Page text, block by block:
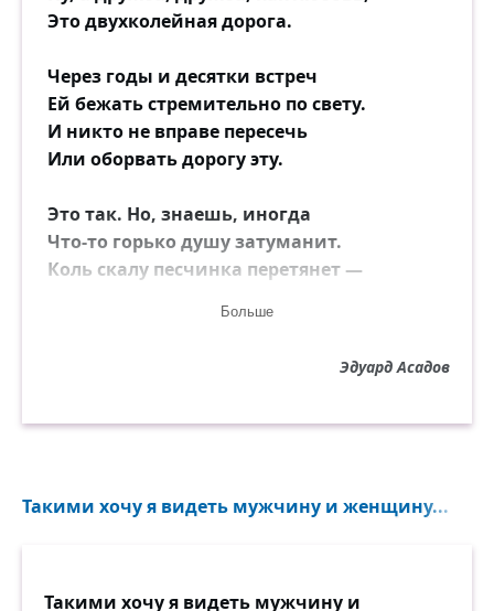
Это двухколейная дорога.
Через годы и десятки встреч
Ей бежать стремительно по свету.
И никто не вправе пересечь
Или оборвать дорогу эту.
Это так. Но, знаешь, иногда
Что-то горько душу затуманит.
Коль скалу песчинка перетянет —
Что случись — я рядом в тот же час.
Я звоню, тревожно-озабочен.
А потом опять снимаешь трубку:
То ли рюмка где-то, то ли юбка,
Больше
Эдуард Асадов
Такими хочу я видеть мужчину и женщину...
Такими хочу я видеть мужчину и